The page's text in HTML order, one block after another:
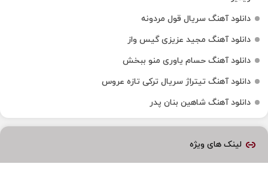
دانلود آهنگ سریال قول مردونه
دانلود آهنگ مجید عزیزی گیس واز
دانلود آهنگ حسام یاوری منو ببخش
دانلود آهنگ تیتراژ سریال ترکی تازه عروس
دانلود آهنگ شاهین بنان پدر
لینک های ویژه